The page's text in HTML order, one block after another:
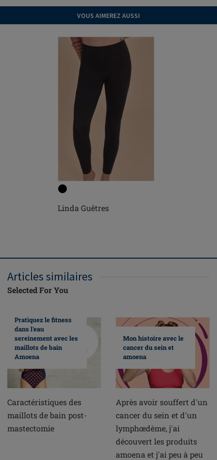
VOUS AIMEREZ AUSSI
Linda Guêtres
Articles similaires
Selected For You
Pratiquez le fitness
dans l'eau
sereinement avec les
maillots de bain
Amoena
Caractéristiques des
maillots de bain post-
mastectomie
Mon histoire avec le
cancer du sein et
amoena
Après avoir souffert d'un
cancer du sein et d'un
lymphœdème, j'ai
découvert les produits
amoena et j'ai peu à peu